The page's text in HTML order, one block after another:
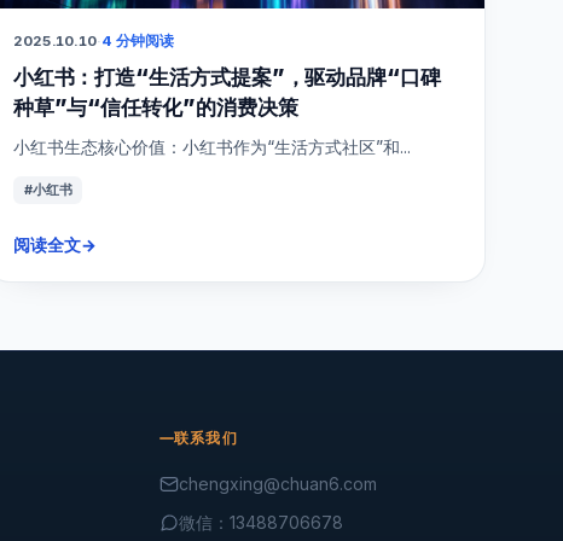
2025.10.10·4 分钟阅读
小红书：打造“生活方式提案”，驱动品牌“口碑
种草”与“信任转化”的消费决策
小红书生态核心价值：小红书作为“生活方式社区”和...
#小红书
阅读全文→
联系我们
chengxing@chuan6.com
微信：13488706678